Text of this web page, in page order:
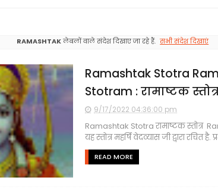
RAMASHTAKलेबलों वाले संदेश दिखाए जा रहे हैं. सभी संदेश दिखाएं
Ramashtak Stotra
Stotram : रामाष्टक
9/17/2022 04:36:00 pm
Ramashtak Stotra रामाष्टक
यह स्तोत्र महर्षि वेदव्यास जी द्वारा रचित
READ MORE